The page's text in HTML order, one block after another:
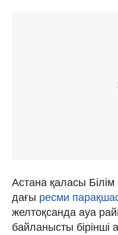
Астана қаласы
дағы ресми
желтоқсанда ауа
байланысты